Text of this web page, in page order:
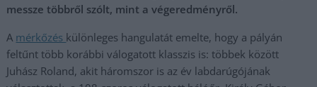
messze többről szólt, mint a végeredményről.
A mérkőzés különleges hangulatát emelte, hogy a pályán
feltűnt több korábbi válogatott klasszis is: többek között
Juhász Roland, akit háromszor is az év labdarúgójának